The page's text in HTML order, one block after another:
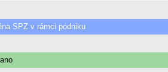
SPZ v rámci podniku